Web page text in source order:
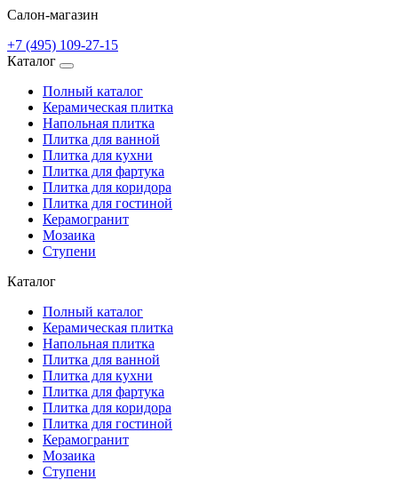
Салон-магазин
+7 (495) 109-27-15
Каталог
Полный каталог
Керамическая плитка
Напольная плитка
Плитка для ванной
Плитка для кухни
Плитка для фартука
Плитка для коридора
Плитка для гостиной
Керамогранит
Мозаика
Ступени
Каталог
Полный каталог
Керамическая плитка
Напольная плитка
Плитка для ванной
Плитка для кухни
Плитка для фартука
Плитка для коридора
Плитка для гостиной
Керамогранит
Мозаика
Ступени